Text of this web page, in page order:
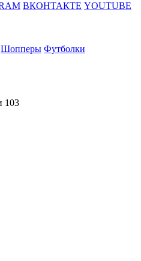
ВКОНТАКТЕ YOUTUBE
Шопперы Футболки
103